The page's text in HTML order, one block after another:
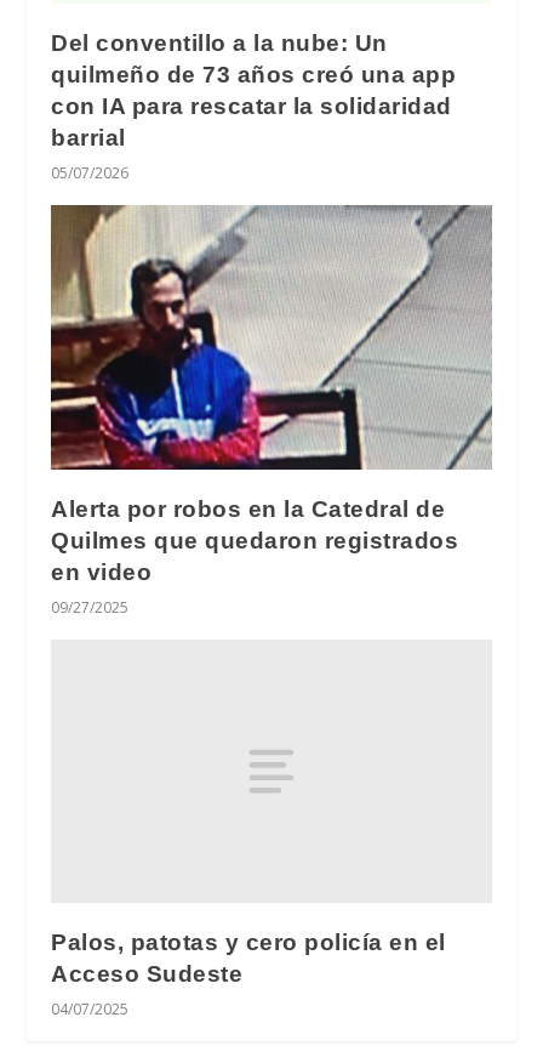
Del conventillo a la nube: Un
quilmeño de 73 años creó una app
con IA para rescatar la solidaridad
barrial
05/07/2026
Alerta por robos en la Catedral de
Quilmes que quedaron registrados
en video
09/27/2025
Palos, patotas y cero policía en el
Acceso Sudeste
04/07/2025